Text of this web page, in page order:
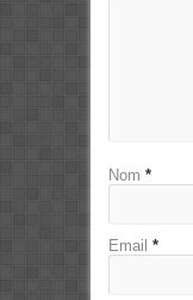
Nom *
Email *